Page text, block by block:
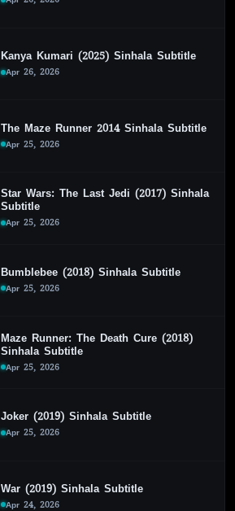
Kanya Kumari (2025) Sinhala Subtitle
Apr 26, 2026
The Maze Runner 2014 Sinhala Subtitle
Apr 25, 2026
Star Wars: The Last Jedi (2017) Sinhala
Subtitle
Apr 25, 2026
Bumblebee (2018) Sinhala Subtitle
Apr 25, 2026
Maze Runner: The Death Cure (2018)
Sinhala Subtitle
Apr 25, 2026
Joker (2019) Sinhala Subtitle
Apr 25, 2026
War (2019) Sinhala Subtitle
Apr 24, 2026